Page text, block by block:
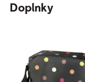
Doplnky